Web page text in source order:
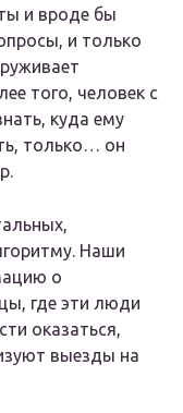
и вроде бы
и только
того, человек с
куда ему
только… он
Наши
о
где эти люди
оказаться,
выезды на